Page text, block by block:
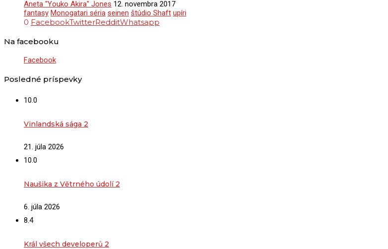
Aneta "Youko Akira" Jones 12. novembra 2017
fantasy Monogatari séria seinen štúdio Shaft upíri
0 FacebookTwitterRedditWhatsapp
Na facebooku
Facebook
Posledné príspevky
10.0
Vinlandská sága 2
21. júla 2026
10.0
Naušika z Větrného údolí 2
6. júla 2026
8.4
Král všech developerů 2